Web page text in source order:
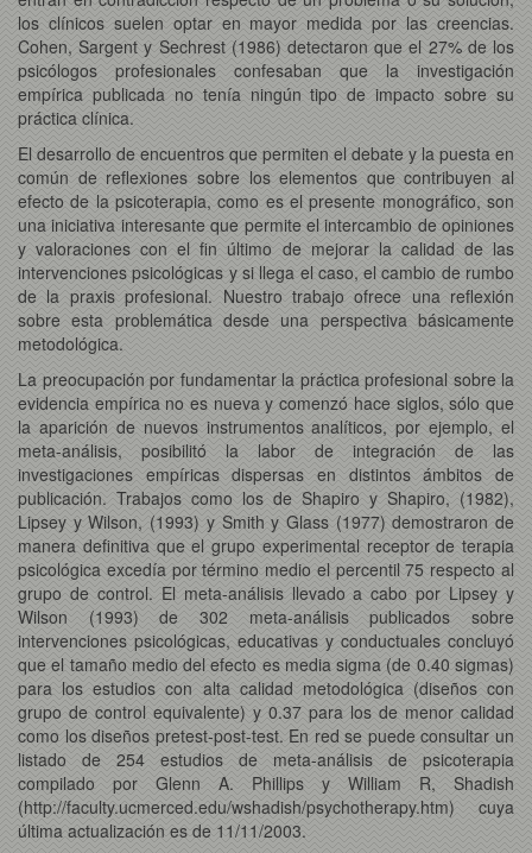
los clínicos suelen optar en mayor medida por las creencias.
Cohen, Sargent y Sechrest (1986) detectaron que el 27% de los
psicólogos profesionales confesaban que la investigación
empírica publicada no tenía ningún tipo de impacto sobre su
práctica clínica.
El desarrollo de encuentros que permiten el debate y la puesta en
común de reflexiones sobre los elementos que contribuyen al
efecto de la psicoterapia, como es el presente monográfico, son
una iniciativa interesante que permite el intercambio de opiniones
y valoraciones con el fin último de mejorar la calidad de las
intervenciones psicológicas y si llega el caso, el cambio de rumbo
de la praxis profesional. Nuestro trabajo ofrece una reflexión
sobre esta problemática desde una perspectiva básicamente
metodológica.
La preocupación por fundamentar la práctica profesional sobre la
evidencia empírica no es nueva y comenzó hace siglos, sólo que
la aparición de nuevos instrumentos analíticos, por ejemplo, el
meta-análisis, posibilitó la labor de integración de las
investigaciones empíricas dispersas en distintos ámbitos de
publicación. Trabajos como los de Shapiro y Shapiro, (1982),
Lipsey y Wilson, (1993) y Smith y Glass (1977) demostraron de
manera definitiva que el grupo experimental receptor de terapia
psicológica excedía por término medio el percentil 75 respecto al
grupo de control. El meta-análisis llevado a cabo por Lipsey y
Wilson (1993) de 302 meta-análisis publicados sobre
intervenciones psicológicas, educativas y conductuales concluyó
que el tamaño medio del efecto es media sigma (de 0.40 sigmas)
para los estudios con alta calidad metodológica (diseños con
grupo de control equivalente) y 0.37 para los de menor calidad
como los diseños pretest-post-test. En red se puede consultar un
listado de 254 estudios de meta-análisis de psicoterapia
compilado por Glenn A. Phillips y William R, Shadish
(http://faculty.ucmerced.edu/wshadish/psychotherapy.htm) cuya
última actualización es de 11/11/2003.